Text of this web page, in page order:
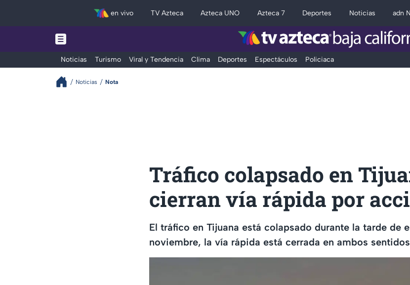
en vivo TV Azteca Azteca UNO Azteca 7 Deportes Noticias adn
Noticias Turismo Viral y Tendencia Clima Deportes Espectáculos Policiaca
Noticias Nota
Tráfico colapsado en
cierran vía rápida por
El tráfico en Tijuana está colapsado durante la tarde de
noviembre, la vía rápida está cerrada en ambos